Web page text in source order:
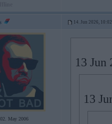
14. Jun 2026, 10:02
02. May 2006
13 Jun
13